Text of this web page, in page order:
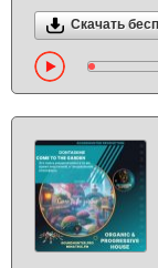
Скачать